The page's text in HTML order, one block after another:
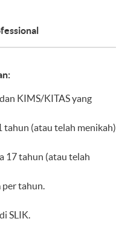
KIMS/KITAS yang
tahun (atau telah menikah)
17 tahun (atau telah
per tahun.
SLIK.